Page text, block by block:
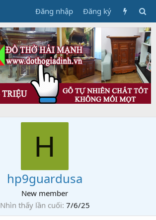
Đăng nhập Đăng ký
H
hp9guardusa
New member
Nhìn thấy lần cuối 7/6/25